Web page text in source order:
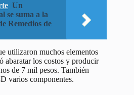
Un
se suma a la
Remedios de
utilizaron muchos elementos
abaratar los costos y producir
de 7 mil pesos. También
varios componentes.